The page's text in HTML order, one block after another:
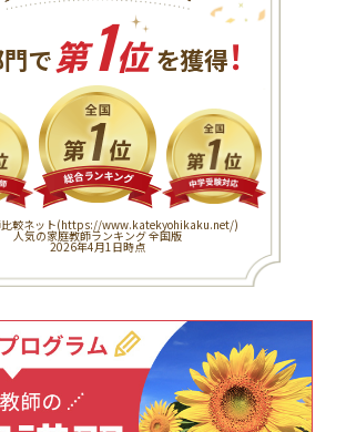
で 第1位を獲得！
較ネット(https://www.katekyohikaku.net/)
人気の家庭教師ランキング 全国版
2026年4月1日時点